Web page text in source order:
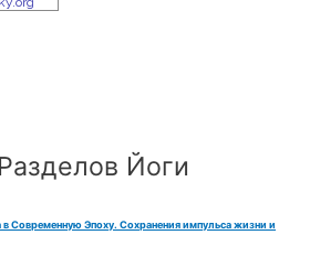
Йоги
Современную Эпоху. Сохранения импульса жизни и